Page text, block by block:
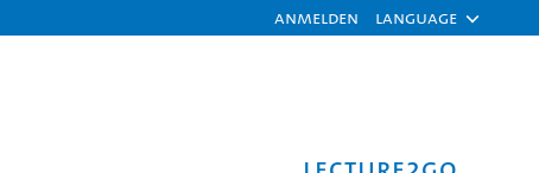
Anmelden Language